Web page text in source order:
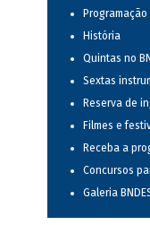
Programação
História
Quintas no
Sextas
Reserva de
Filmes e
Receba a
Concursos
Galeria